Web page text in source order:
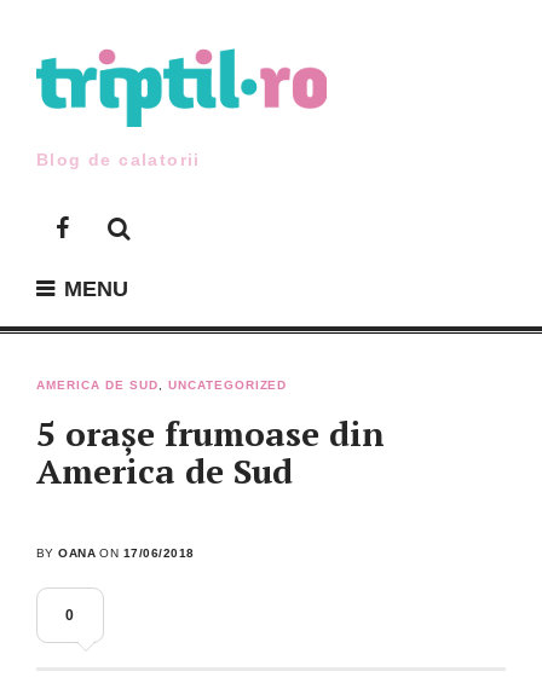
content
Blog de calatorii
Facebook
MENU
AMERICA DE SUD UNCATEGORIZED
5 orașe frumoase din
America de Sud
BYOANA ON 17/06/2018
0